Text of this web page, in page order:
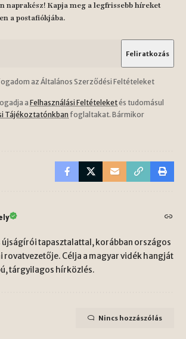
naprakész! Kapja meg a legfrissebb híreket
a postafiókjába.
az Általános Szerződési Feltételeket
a Felhasználási Feltételeketés tudomásul
Tájékoztatónkban foglaltakat. Bármikor
újságírói tapasztalattal, korábban országos
Célja a magyar vidék hangját
tárgyilagos hírközlés.
Nincs hozzászólás